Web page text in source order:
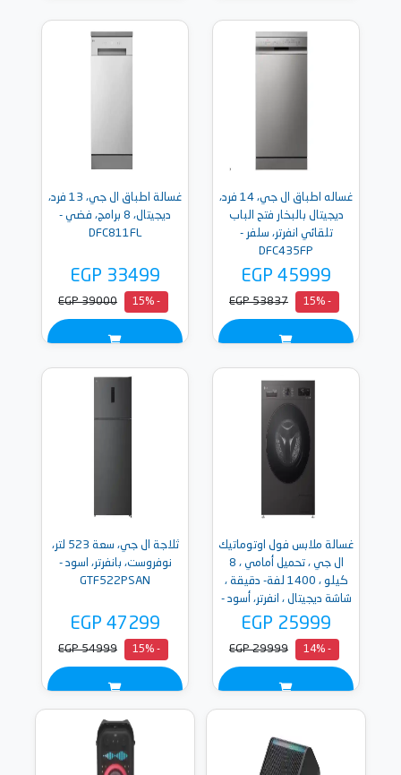
غساله اطباق ال جي، 14 فرد،
ديجيتال بالبخار فتح الباب
تلقائي انفرتر، سلفر -
DFC435FP
EGP 45999
- 15%
EGP 53837
غسالة اطباق ال جي، 13 فرد،
ديجيتال، 8 برامج، فضي -
DFC811FL
EGP 33499
- 15%
EGP 39000
غسالة ملابس فول اوتوماتيك
ال جي ، تحميل أمامي ، 8
كيلو ، 1400 لفة- دقيقة ،
شاشة ديجيتال ، انفرتر، أسود -
F4Y2TYGYZ
EGP 25999
- 14%
EGP 29999
ثلاجة ال جي، سعة 523 لتر،
نوفروست، بانفرتر، اسود -
GTF522PSAN
EGP 47299
- 15%
EGP 54999